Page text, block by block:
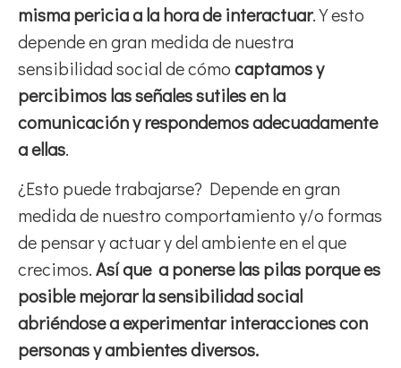
misma pericia a la hora de interactuar. Y esto
depende en gran medida de nuestra
sensibilidad social de cómocaptamos y
percibimos las señales sutiles en la
comunicacióny respondemos adecuadamente
a ellas.
¿Esto puede trabajarse? Depende en gran
medida de nuestro comportamiento y/o formas
de pensar y actuar y del ambiente en el que
crecimos.Así que a ponerse las pilas porque es
posible mejorar la sensibilidad social
abriéndose a experimentar interacciones con
personas y ambientes diversos.